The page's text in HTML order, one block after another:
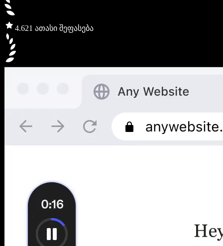
4.621 ათასი შეფასება